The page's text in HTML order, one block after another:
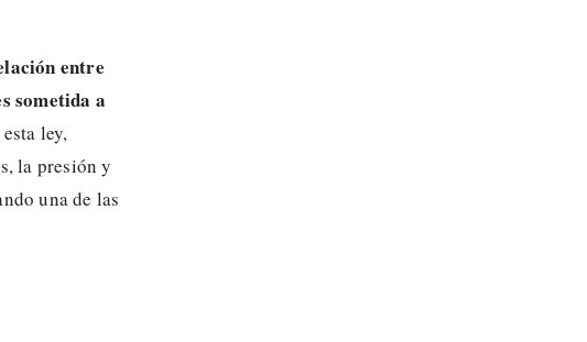
entre
sometida a
ley,
la presión y
una de las